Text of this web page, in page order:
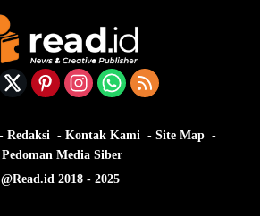
Redaksi Kontak Kami
Site Map
Pedoman Media Siber
@Read.id 2018 - 2025